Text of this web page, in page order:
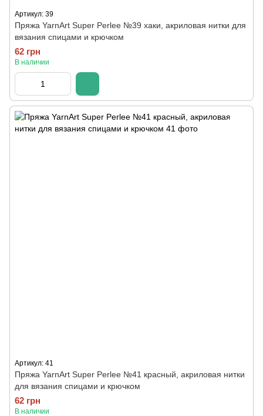
Артикул: 39
Пряжа YarnArt Super Perlee №39 хаки, акриловая нитки для
вязания спицами и крючком
62 грн
В наличии
Артикул: 41
Пряжа YarnArt Super Perlee №41 красный, акриловая нитки
для вязания спицами и крючком
62 грн
В наличии